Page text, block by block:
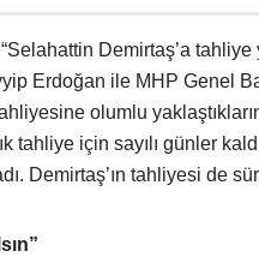
Demirtaş’a tahliye
Erdoğan ile MHP Genel
olumlu
tahliye için sayılı günler
Demirtaş’ın tahliyesi de